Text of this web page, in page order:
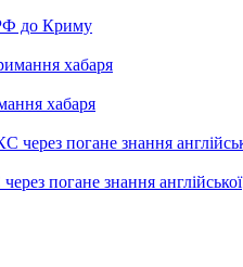
до Криму
хабаря
погане знання англійської